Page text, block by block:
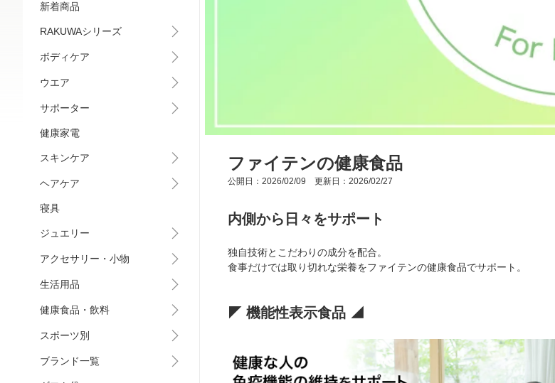
新着商品
RAKUWAシリーズ
ボディケア
ウエア
サポーター
健康家電
スキンケア
ヘアケア
寝具
ジュエリー
アクセサリー・小物
生活用品
健康食品・飲料
スポーツ別
ブランド一覧
ファイテンの健康食品
公開日：2026/02/09 更新日：2026/02/27
内側から日々をサポート
独自技術とこだわりの成分を配合。
食事だけでは取り切れな栄養をファイテンの健康食品でサポート。
◤ 機能性表示食品 ◢